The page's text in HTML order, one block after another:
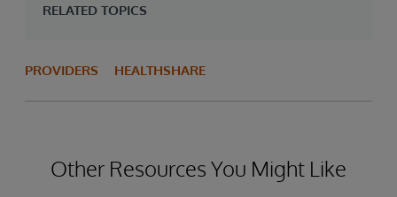
RELATED TOPICS
PROVIDERS HEALTHSHARE
Other Resources You Might Like